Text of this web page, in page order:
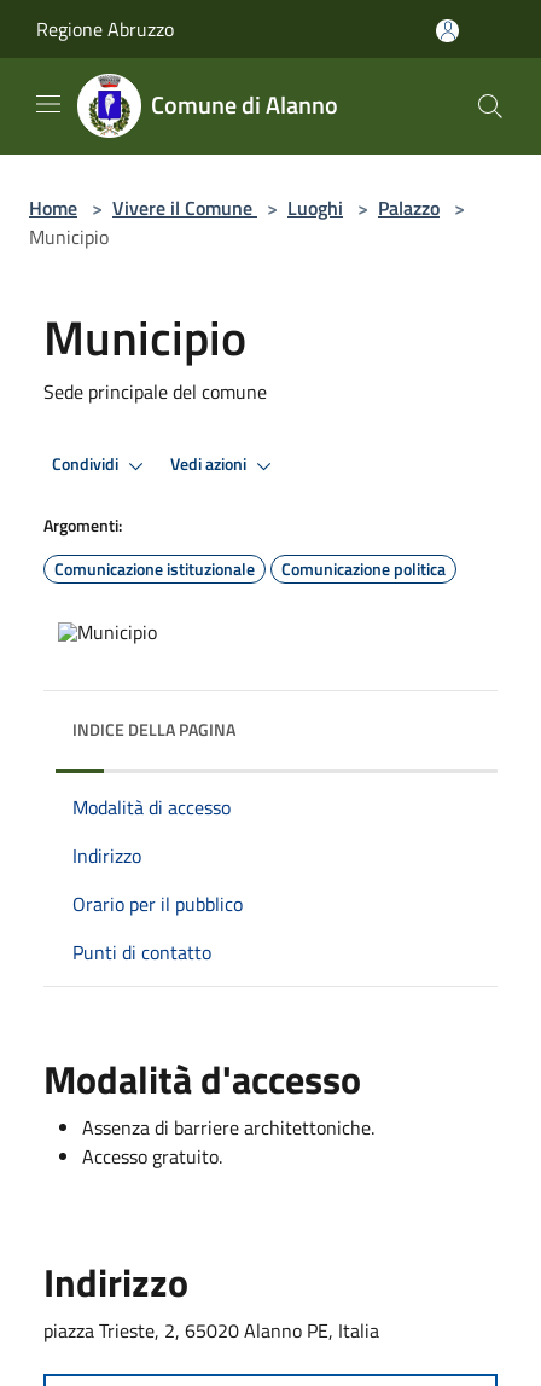
Regione Abruzzo
Comune di Alanno
Home > Vivere il Comune > Luoghi > Palazzo >
Municipio
Municipio
Sede principale del comune
Condividi Vedi azioni
Argomenti:
Comunicazione istituzionale
Comunicazione politica
INDICE DELLA PAGINA
Modalità di accesso
Indirizzo
Orario per il pubblico
Punti di contatto
Modalità d'accesso
Assenza di barriere architettoniche.
Accesso gratuito.
Indirizzo
piazza Trieste, 2, 65020 Alanno PE, Italia